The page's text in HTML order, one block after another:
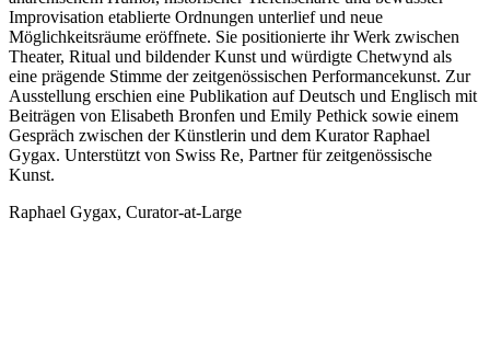
Improvisation etablierte Ordnungen unterlief und neue
Möglichkeitsräume eröffnete. Sie positionierte ihr Werk zwischen
Theater, Ritual und bildender Kunst und würdigte Chetwynd als
eine prägende Stimme der zeitgenössischen Performancekunst. Zur
Ausstellung erschien eine Publikation auf Deutsch und Englisch mit
Beiträgen von Elisabeth Bronfen und Emily Pethick sowie einem
Gespräch zwischen der Künstlerin und dem Kurator Raphael
Gygax. Unterstützt von Swiss Re, Partner für zeitgenössische
Kunst.
Raphael Gygax, Curator-at-Large